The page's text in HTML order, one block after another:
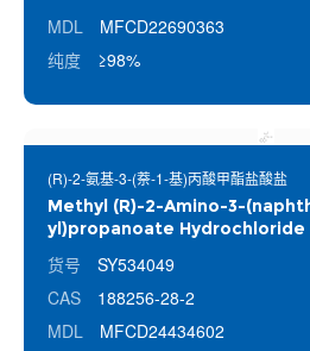
MDL
MFCD22690363
纯度
≥98%
(R)-2-氨基-3-(萘-1-基)丙酸甲酯盐酸盐
Methyl (R)-2-Amino-3-
yl)propanoate Hydrochloride
货号
SY534049
CAS
188256-28-2
MDL
MFCD24434602